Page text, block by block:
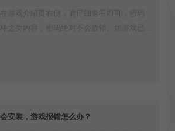
在游戏介绍页右侧，请仔细查看即可，密码
之类内容，密码绝对不会放错。如游戏已
安装，游戏报错怎么办？